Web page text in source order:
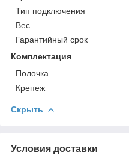
Тип подключения
Вес
Гарантийный срок
Комплектация
Полочка
Крепеж
Скрыть
Условия доставки